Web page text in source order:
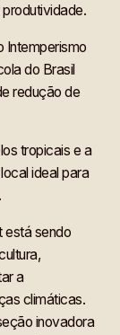
Intemperismo
do Brasil
redução de
tropicais e a
ideal para
está sendo
a
climáticas.
inovadora